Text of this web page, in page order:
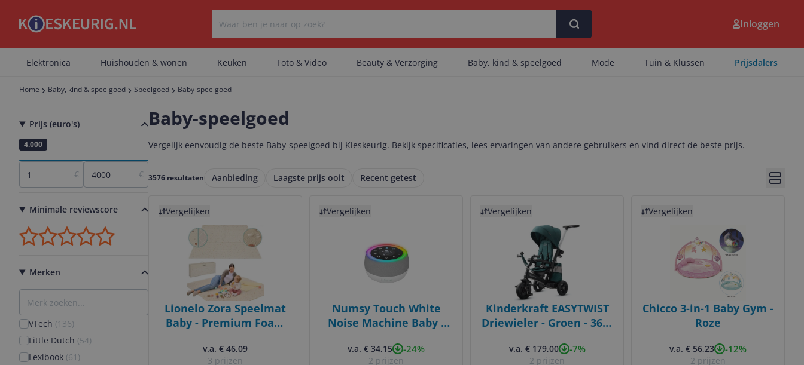
Er zijn geen artikelen gevonden.
Inloggen
Elektronica Huishouden & wonen Keuken Foto & Video Beauty & Verzorging Baby, kind & speelgoed Mode Tuin & Klussen Prijsdalers
Home Baby, kind & speelgoed Speelgoed Baby-speelgoed
Prijs (euro's)
1
4.000
€ €
Minimale reviewscore
Merken
VTech (136)
Little Dutch (54)
Lexibook (61 )
Baby-speelgoed
Vergelijk eenvoudig de beste Baby-speelgoed bij Kieskeurig. Bekijk specificaties, lees ervaringen van andere gebruikers en vind direct de beste prijs.
3576 resultaten Aanbieding Laagste prijs ooit Recent getest
Vergelijken
Lionelo Zora Speelmat
Baby - Premium Foam
cm - Dikke Dubbelzijdige
v.a. € 46,09
3 prijzen
Vergelijken
Numsy Touch White
Noise Machine Baby -
v.a. € 34,15 -24%
2 prijzen
Vergelijken
Kinderkraft EASYTWIST
Driewieler - Groen - 360°
Opvouwbaar
v.a. € 179,00 -7%
2 prijzen
Vergelijken
Chicco 3-in-1 Baby Gym -
Roze
v.a. € 56,23 -12%
2 prijzen